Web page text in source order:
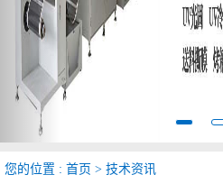
您的位置 : 首页 > 技术资讯